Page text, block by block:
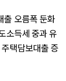
출 오름폭 둔화
소득세 중과 유
택담보대출 증